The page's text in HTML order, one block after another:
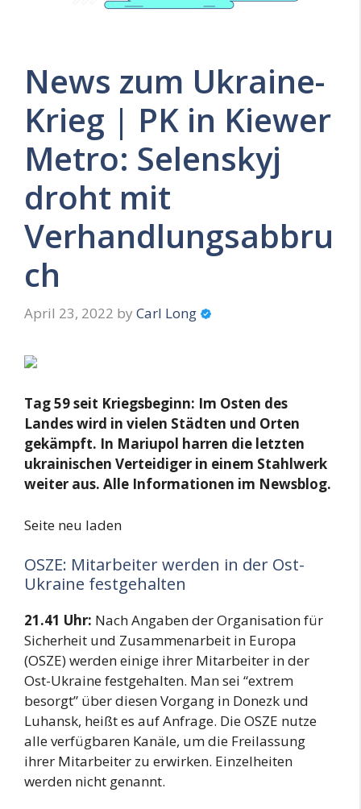
News zum Ukraine-
Krieg | PK in Kiewer
Metro: Selenskyj
droht mit
Verhandlungsabbru
ch
April 23, 2022 by Carl Long
Tag 59 seit Kriegsbeginn: Im Osten des
Landes wird in vielen Städten und Orten
gekämpft. In Mariupol harren die letzten
ukrainischen Verteidiger in einem Stahlwerk
weiter aus. Alle Informationen im Newsblog.
Seite neu laden
OSZE: Mitarbeiter werden in der Ost-
Ukraine festgehalten
21.41 Uhr: Nach Angaben der Organisation für
Sicherheit und Zusammenarbeit in Europa
(OSZE) werden einige ihrer Mitarbeiter in der
Ost-Ukraine festgehalten. Man sei “extrem
besorgt” über diesen Vorgang in Donezk und
Luhansk, heißt es auf Anfrage. Die OSZE nutze
alle verfügbaren Kanäle, um die Freilassung
ihrer Mitarbeiter zu erwirken. Einzelheiten
werden nicht genannt.